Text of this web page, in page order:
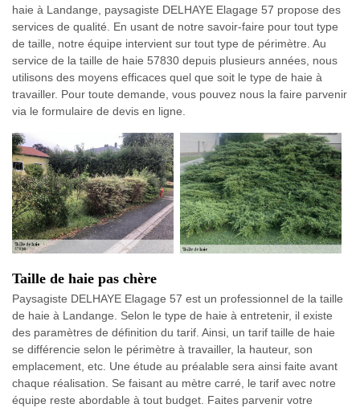
haie à Landange, paysagiste DELHAYE Elagage 57 propose des
services de qualité. En usant de notre savoir-faire pour tout type
de taille, notre équipe intervient sur tout type de périmètre. Au
service de la taille de haie 57830 depuis plusieurs années, nous
utilisons des moyens efficaces quel que soit le type de haie à
travailler. Pour toute demande, vous pouvez nous la faire parvenir
via le formulaire de devis en ligne.
Taille de haie pas chère
Paysagiste DELHAYE Elagage 57 est un professionnel de la taille
de haie à Landange. Selon le type de haie à entretenir, il existe
des paramètres de définition du tarif. Ainsi, un tarif taille de haie
se différencie selon le périmètre à travailler, la hauteur, son
emplacement, etc. Une étude au préalable sera ainsi faite avant
chaque réalisation. Se faisant au mètre carré, le tarif avec notre
équipe reste abordable à tout budget. Faites parvenir votre